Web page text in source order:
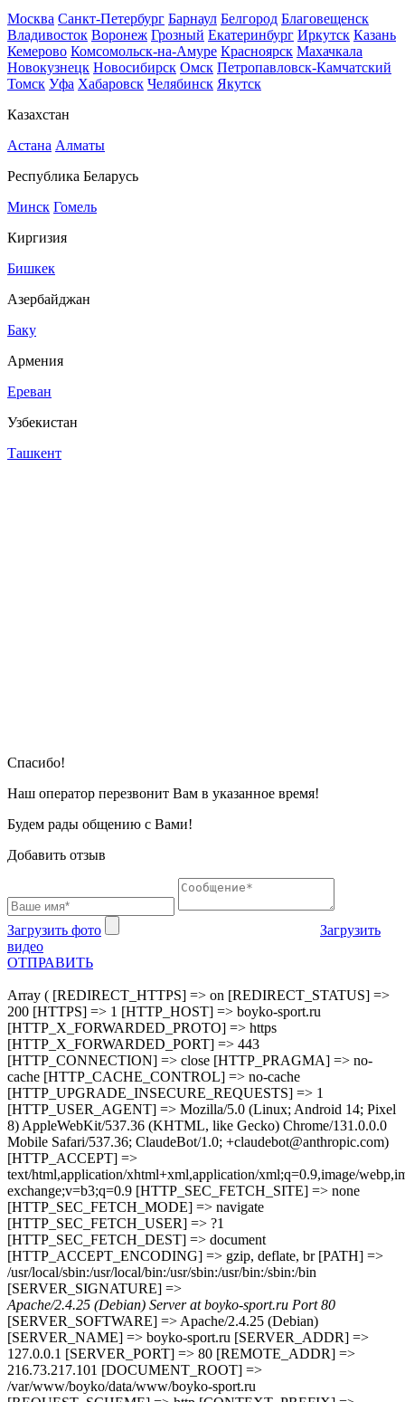
Москва Санкт-Петербург Барнаул Белгород Благовещенск
Владивосток Воронеж Грозный Екатеринбург Иркутск Казань
Кемерово Комсомольск-на-Амуре Красноярск Махачкала
Новокузнецк Новосибирск Омск Петропавловск-Камчатский
Томск Уфа Хабаровск Челябинск Якутск
Казахстан
Астана Алматы
Республика Беларусь
Минск Гомель
Киргизия
Бишкек
Азербайджан
Баку
Армения
Ереван
Узбекистан
Ташкент
Cпасибо!
Наш оператор перезвонит Вам в указанное время!
Будем рады общению с Вами!
Добавить отзыв
Загрузить фото
Загрузить
видео
ОТПРАВИТЬ
Array ( [REDIRECT_HTTPS] => on [REDIRECT_STATUS] =>
200 [HTTPS] => 1 [HTTP_HOST] => boyko-sport.ru
[HTTP_X_FORWARDED_PROTO] => https
[HTTP_X_FORWARDED_PORT] => 443
[HTTP_CONNECTION] => close [HTTP_PRAGMA] => no-
cache [HTTP_CACHE_CONTROL] => no-cache
[HTTP_UPGRADE_INSECURE_REQUESTS] => 1
[HTTP_USER_AGENT] => Mozilla/5.0 (Linux; Android 14; Pixel
8) AppleWebKit/537.36 (KHTML, like Gecko) Chrome/131.0.0.0
Mobile Safari/537.36; ClaudeBot/1.0; +claudebot@anthropic.com)
[HTTP_ACCEPT] =>
text/html,application/xhtml+xml,application/xml;q=0.9,image/
exchange;v=b3;q=0.9 [HTTP_SEC_FETCH_SITE] => none
[HTTP_SEC_FETCH_MODE] => navigate
[HTTP_SEC_FETCH_USER] => ?1
[HTTP_SEC_FETCH_DEST] => document
[HTTP_ACCEPT_ENCODING] => gzip, deflate, br [PATH] =>
/usr/local/sbin:/usr/local/bin:/usr/sbin:/usr/bin:/sbin:/bin
[SERVER_SIGNATURE] =>
Apache/2.4.25 (Debian) Server at boyko-sport.ru Port 80
[SERVER_SOFTWARE] => Apache/2.4.25 (Debian)
[SERVER_NAME] => boyko-sport.ru [SERVER_ADDR] =>
127.0.0.1 [SERVER_PORT] => 80 [REMOTE_ADDR] =>
216.73.217.101 [DOCUMENT_ROOT] =>
/var/www/boyko/data/www/boyko-sport.ru